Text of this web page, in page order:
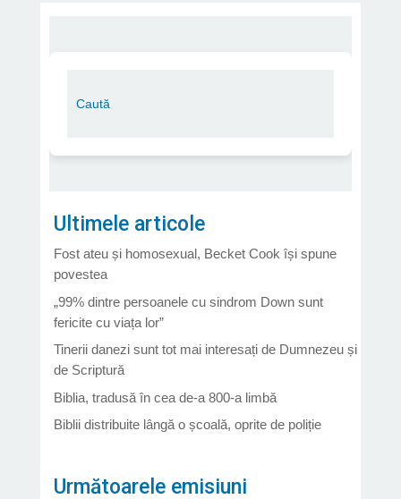
Ultimele articole
Fost ateu și homosexual, Becket Cook își spune
povestea
„99% dintre persoanele cu sindrom Down sunt
fericite cu viața lor”
Tinerii danezi sunt tot mai interesați de Dumnezeu și
de Scriptură
Biblia, tradusă în cea de-a 800-a limbă
Biblii distribuite lângă o școală, oprite de poliție
Următoarele emisiuni